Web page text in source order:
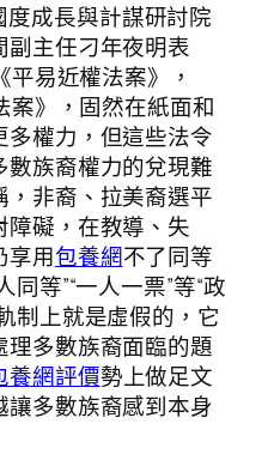
成長與計謀研討院
主任刁年夜明表
易近權法案》，
案》，固然在紙面和
權力，但這些法令
數族裔權力的兌現難
非裔、拉美裔選平
礙，在教導、失
享用包養網不了同等
等”“一人一票”等“政
制上就是虛假的，它
多數族裔面臨的題
養網評價勢上做足文
多數族裔感到本身